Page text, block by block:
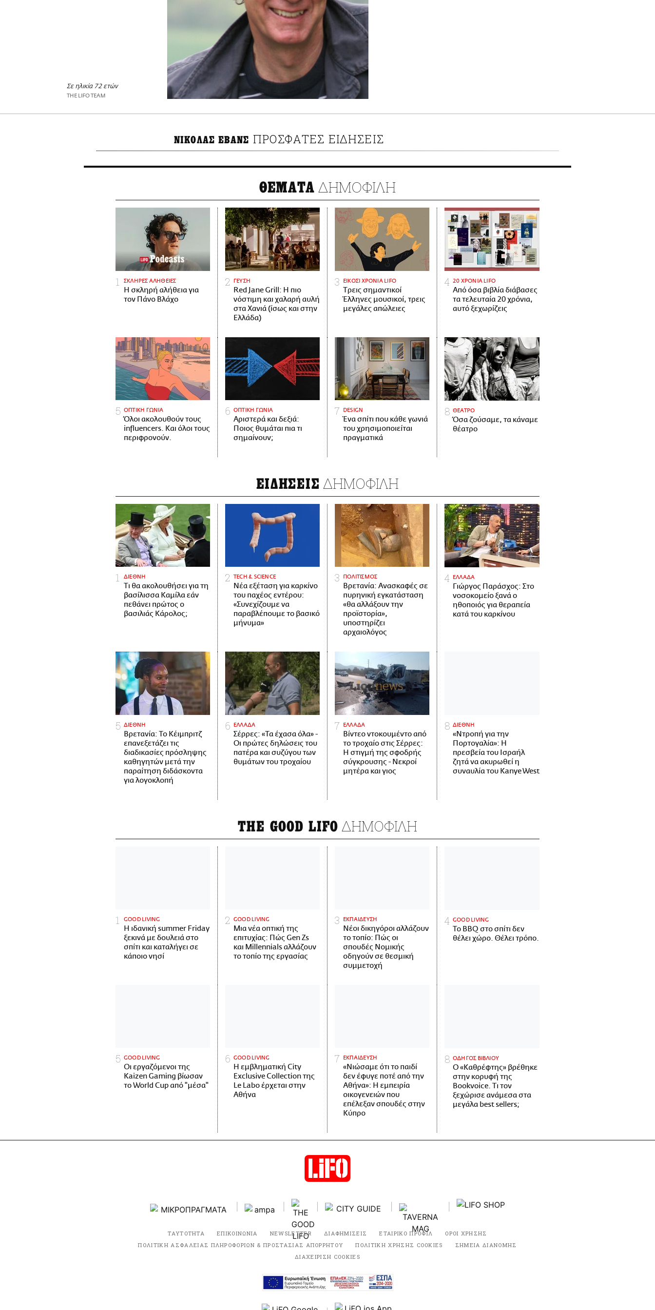
Σε ηλικία 72 ετών
THE LIFO TEAM
ΝΙΚΟΛΑΣ ΕΒΑΝΣ ΠΡΟΣΦΑΤΕΣ ΕΙΔΗΣΕΙΣ
ΘΕΜΑΤΑ ΔΗΜΟΦΙΛΗ
ΣΚΛΗΡΕΣ ΑΛΗΘΕΙΕΣ
H σκληρή αλήθεια για
τον Πάνο Βλάχο
ΓΕΥΣΗ
Red Jane Grill: Η πιο
νόστιμη και χαλαρή αυλή
στα Χανιά (ίσως και στην
Ελλάδα)
ΕΙΚΟΣΙ ΧΡΟΝΙΑ LIFO
Tρεις σημαντικοί
Έλληνες μουσικοί, τρεις
μεγάλες απώλειες
20 ΧΡΟΝΙΑ LIFO
Από όσα βιβλία διάβασες
τα τελευταία 20 χρόνια,
αυτό ξεχωρίζεις
ΟΠΤΙΚΗ ΓΩΝΙΑ
Όλοι ακολουθούν τους
influencers. Και όλοι τους
περιφρονούν.
ΟΠΤΙΚΗ ΓΩΝΙΑ
Αριστερά και δεξιά:
Ποιος θυμάται πια τι
σημαίνουν;
DESIGN
Ένα σπίτι που κάθε γωνιά
του χρησιμοποιείται
πραγματικά
ΘΕΑΤΡΟ
Όσα ζούσαμε, τα κάναμε
θέατρο
ΕΙΔΗΣΕΙΣ ΔΗΜΟΦΙΛΗ
ΔΙΕΘΝΗ
Τι θα ακολουθήσει για τη
βασίλισσα Καμίλα εάν
πεθάνει πρώτος ο
βασιλιάς Κάρολος;
ΤECH & SCIENCE
Νέα εξέταση για καρκίνο
του παχέος εντέρου:
«Συνεχίζουμε να
παραβλέπουμε το βασικό
μήνυμα»
ΠΟΛΙΤΙΣΜΟΣ
Βρετανία: Ανασκαφές σε
πυρηνική εγκατάσταση
«θα αλλάξουν την
προϊστορία»,
υποστηρίζει
αρχαιολόγος
ΕΛΛΑΔΑ
Γιώργος Παράσχος: Στο
νοσοκομείο ξανά ο
ηθοποιός για θεραπεία
κατά του καρκίνου
ΔΙΕΘΝΗ
Βρετανία: Το Κέιμπριτζ
επανεξετάζει τις
διαδικασίες πρόσληψης
καθηγητών μετά την
παραίτηση διδάσκοντα
για λογοκλοπή
ΕΛΛΑΔΑ
Σέρρες: «Τα έχασα όλα» -
Οι πρώτες δηλώσεις του
πατέρα και συζύγου των
θυμάτων του τροχαίου
ΕΛΛΑΔΑ
Βίντεο ντοκουμέντο από
το τροχαίο στις Σέρρες:
Η στιγμή της σφοδρής
σύγκρουσης - Νεκροί
μητέρα και γιος
ΔΙΕΘΝΗ
«Ντροπή για την
Πορτογαλία»: Η
πρεσβεία του Ισραήλ
ζητά να ακυρωθεί η
συναυλία του Kanye West
THE GOOD LIFO ΔΗΜΟΦΙΛΗ
GOOD LIVING
Η ιδανική summer Friday
ξεκινά με δουλειά στο
σπίτι και καταλήγει σε
κάποιο νησί
GOOD LIVING
Μια νέα οπτική της
επιτυχίας: Πώς Gen Zs
και Millennials αλλάζουν
το τοπίο της εργασίας
ΕΚΠΑΙΔΕΥΣΗ
Νέοι δικηγόροι αλλάζουν
το τοπίο: Πώς οι
σπουδές Νομικής
οδηγούν σε θεσμική
συμμετοχή
GOOD LIVING
Το BBQ στο σπίτι δεν
θέλει χώρο. Θέλει τρόπο.
GOOD LIVING
Οι εργαζόμενοι της
Kaizen Gaming βίωσαν
το World Cup από "μέσα"
GOOD LIVING
Η εμβληματική City
Exclusive Collection της
Le Labo έρχεται στην
Αθήνα
ΕΚΠΑΙΔΕΥΣΗ
«Νιώσαμε ότι το παιδί
δεν έφυγε ποτέ από την
Αθήνα»: Η εμπειρία
οικογενειών που
επέλεξαν σπουδές στην
Κύπρο
ΟΔΗΓΟΣ ΒΙΒΛΙΟΥ
Ο «Καθρέφτης» βρέθηκε
στην κορυφή της
Bookvoice. Τι τον
ξεχώρισε ανάμεσα στα
μεγάλα best sellers;
ΤΑΥΤΟΤΗΤΑ ΕΠΙΚΟΙΝΩΝΙΑ NEWSLETTER ΔΙΑΦΗΜΙΣΕΙΣ ΕΤΑΙΡΙΚΟ ΠΡΟΦΙΛ
ΟΡΟΙ ΧΡΗΣΗΣ
ΠΟΛΙΤΙΚΗ ΑΣΦΑΛΕΙΑΣ ΠΛΗΡΟΦΟΡΙΩΝ & ΠΡΟΣΤΑΣΙΑΣ ΑΠΟΡΡΗΤΟΥ
ΠΟΛΙΤΙΚΗ ΧΡΗΣΗΣ COOKIES
ΣΗΜΕΙΑ ΔΙΑΝΟΜΗΣ
ΔΙΑΧΕΙΡΙΣΗ COOKIES